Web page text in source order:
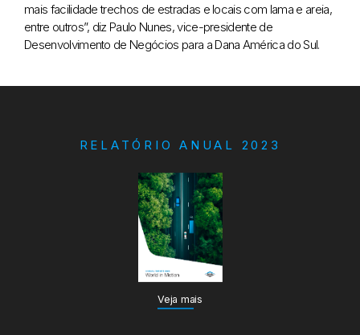
mais facilidade trechos de estradas e locais com lama e areia,
entre outros”, diz Paulo Nunes, vice-presidente de
Desenvolvimento de Negócios para a Dana América do Sul.
RELATÓRIO ANUAL 2023
Veja mais